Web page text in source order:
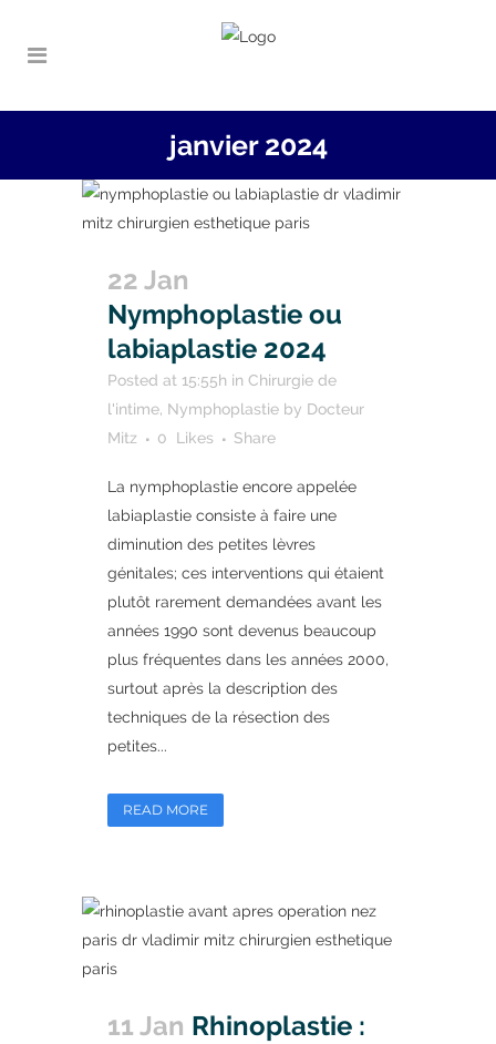
janvier 2024
22 Jan
Nymphoplastie ou
labiaplastie 2024
Posted at 15:55h in Chirurgie de
l'intime, Nymphoplastie by Docteur
Mitz
0 Likes Share
La nymphoplastie encore appelée
labiaplastie consiste à faire une
diminution des petites lèvres
génitales; ces interventions qui étaient
plutôt rarement demandées avant les
années 1990 sont devenus beaucoup
plus fréquentes dans les années 2000,
surtout après la description des
techniques de la résection des
petites...
READ MORE
11 Jan Rhinoplastie :